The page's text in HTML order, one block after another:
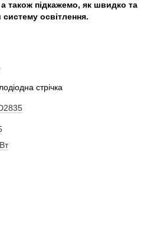
також підкажемо, як швидко та
освітлення.
стрічка